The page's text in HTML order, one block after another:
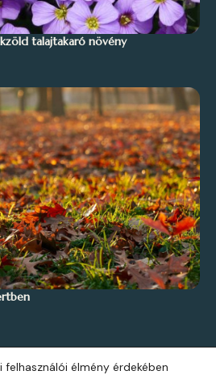
talajtakaró növény
élmény érdekében